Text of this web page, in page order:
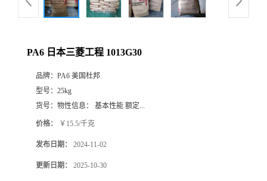
PA6 日本三菱工程 1013G30
品牌： PA6 美国杜邦
型号： 25kg
货号： 物性信息： 基本性能 额定...
价格： ￥15.5/千克
发布日期： 2024-11-02
更新日期： 2025-10-30